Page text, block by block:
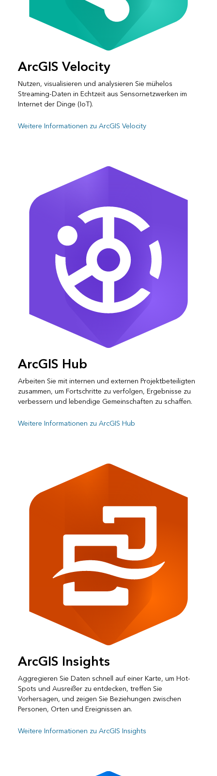
ArcGIS Velocity
Nutzen, visualisieren und analysieren Sie mühelos
Streaming-Daten in Echtzeit aus Sensornetzwerken im
Internet der Dinge (IoT).
Weitere Informationen zu ArcGIS Velocity
ArcGIS Hub
Arbeiten Sie mit internen und externen Projektbeteiligten
zusammen, um Fortschritte zu verfolgen, Ergebnisse zu
verbessern und lebendige Gemeinschaften zu schaffen.
Weitere Informationen zu ArcGIS Hub
ArcGIS Insights
Aggregieren Sie Daten schnell auf einer Karte, um Hot-
Spots und Ausreißer zu entdecken, treffen Sie
Vorhersagen, und zeigen Sie Beziehungen zwischen
Personen, Orten und Ereignissen an.
Weitere Informationen zu ArcGIS Insights